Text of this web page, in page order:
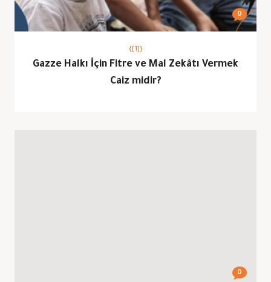
0
{[1]}
Gazze Halkı İçin Fitre ve Mal Zekâtı Vermek
Caiz midir?
0